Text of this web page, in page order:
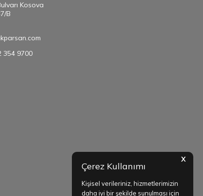
X
Çerez Kullanımı
Kişisel verileriniz, hizmetlerimizin
daha iyi bir şekilde sunulması için
Kosova
B
354 9700